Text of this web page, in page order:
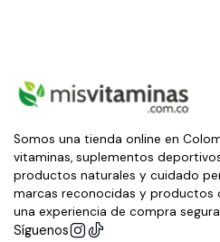
Somos una tienda online en
vitaminas, suplementos
productos naturales y cuidado
marcas reconocidas y productos
una experiencia de compra
Síguenos